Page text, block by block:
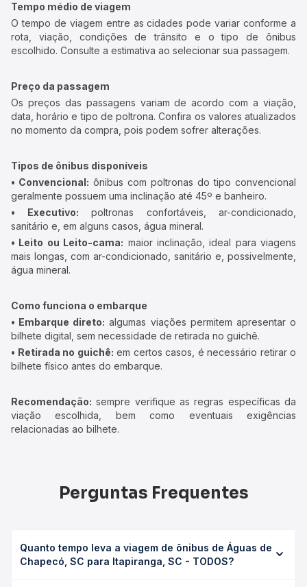
Tempo médio de viagem
O tempo de viagem entre as cidades pode variar conforme a
rota, viação, condições de trânsito e o tipo de ônibus
escolhido. Consulte a estimativa ao selecionar sua passagem.
Preço da passagem
Os preços das passagens variam de acordo com a viação,
data, horário e tipo de poltrona. Confira os valores atualizados
no momento da compra, pois podem sofrer alterações.
Tipos de ônibus disponíveis
• Convencional: ônibus com poltronas do tipo convencional
geralmente possuem uma inclinação até 45º e banheiro.
• Executivo: poltronas confortáveis, ar-condicionado,
sanitário e, em alguns casos, água mineral.
• Leito ou Leito-cama: maior inclinação, ideal para viagens
mais longas, com ar-condicionado, sanitário e, possivelmente,
água mineral.
Como funciona o embarque
• Embarque direto: algumas viações permitem apresentar o
bilhete digital, sem necessidade de retirada no guichê.
• Retirada no guichê: em certos casos, é necessário retirar o
bilhete físico antes do embarque.
Recomendação: sempre verifique as regras específicas da
viação escolhida, bem como eventuais exigências
relacionadas ao bilhete.
Perguntas Frequentes
Quanto tempo leva a viagem de ônibus de Águas de
Chapecó, SC para Itapiranga, SC - TODOS?